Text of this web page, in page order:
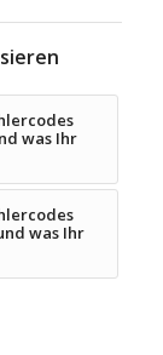
was Ihr
was Ihr